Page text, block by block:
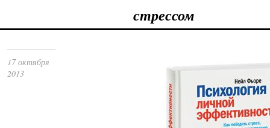
стрессом
17 октября
2013